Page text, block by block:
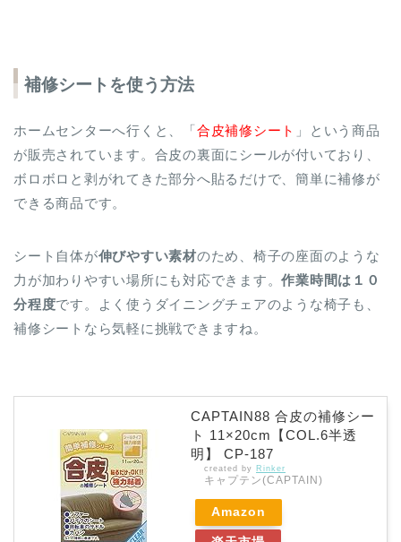
補修シートを使う方法
ホームセンターへ行くと、「合皮補修シート 」という商品
が販売されています。合皮の裏面にシールが付いており、
ボロボロと剥がれてきた部分へ貼るだけで、簡単に補修が
できる商品です。
シート自体が伸びやすい素材のため、椅子の座面のような
力が加わりやすい場所にも対応できます。作業時間は１０
分程度です。よく使うダイニングチェアのような椅子も、
補修シートなら気軽に挑戦できますね。
CAPTAIN88 合皮の補修シー
ト 11×20cm【COL.6半透
明】 CP-187
created by Rinker
キャプテン(CAPTAIN)
Amazon